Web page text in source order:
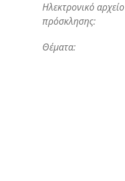
Ηλεκτρονικό αρχείο
πρόσκλησης:
Θέματα: